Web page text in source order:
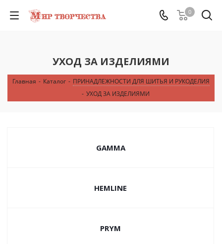
0
УХОД ЗА ИЗДЕЛИЯМИ
Главная - Каталог - ПРИНАДЛЕЖНОСТИ ДЛЯ ШИТЬЯ И РУКОДЕЛИЯ
- УХОД ЗА ИЗДЕЛИЯМИ
GAMMA
HEMLINE
PRYM